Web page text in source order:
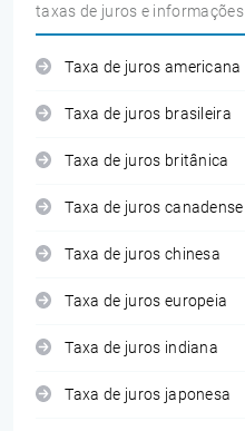
taxas de juros e informações
Taxa de juros americana
Taxa de juros brasileira
Taxa de juros britânica
Taxa de juros canadense
Taxa de juros chinesa
Taxa de juros europeia
Taxa de juros indiana
Taxa de juros japonesa